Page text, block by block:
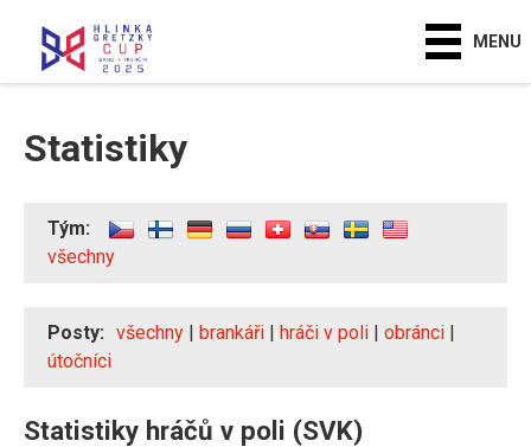
MENU
Statistiky
Tým:
všechny
Posty: všechny | brankáři | hráči v poli | obránci |
útočníci
Statistiky hráčů v poli (SVK)